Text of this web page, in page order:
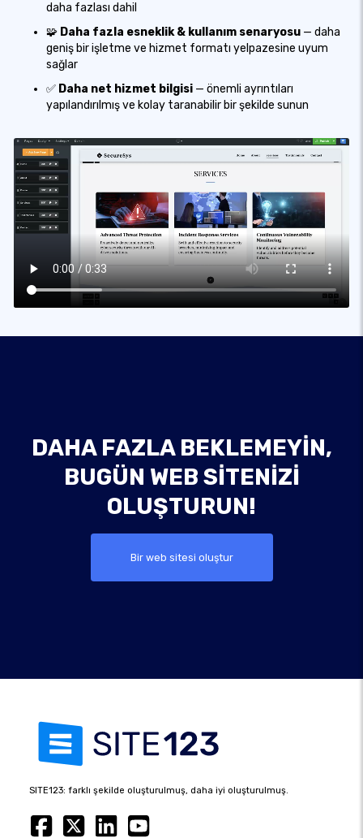
daha fazlası dahil
🧩 Daha fazla esneklik & kullanım senaryosu — daha
geniş bir işletme ve hizmet formatı yelpazesine uyum
sağlar
✅ Daha net hizmet bilgisi — önemli ayrıntıları
yapılandırılmış ve kolay taranabilir bir şekilde sunun
DAHA FAZLA BEKLEMEYIN,
BUGÜN WEB SITENIZI
OLUŞTURUN!
Bir web sitesi oluştur
SITE123: farklı şekilde oluşturulmuş, daha iyi oluşturulmuş.